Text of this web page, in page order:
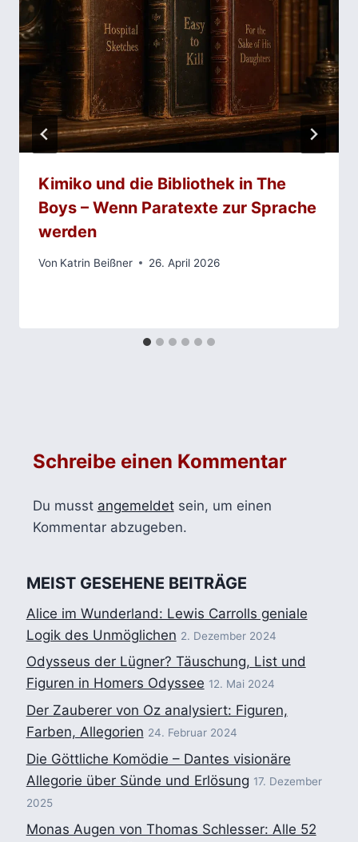
Kimiko und die Bibliothek in The
Boys – Wenn Paratexte zur Sprache
werden
Von Katrin Beißner 26. April 2026
Schreibe einen Kommentar
Du musst angemeldetsein, um einen
Kommentar abzugeben.
MEIST GESEHENE BEITRÄGE
Alice im Wunderland: Lewis Carrolls geniale
Logik des Unmöglichen 2. Dezember 2024
Odysseus der Lügner? Täuschung, List und
Figuren in Homers Odyssee 12. Mai 2024
Der Zauberer von Oz analysiert: Figuren,
Farben, Allegorien 24. Februar 2024
Die Göttliche Komödie – Dantes visionäre
Allegorie über Sünde und Erlösung 17. Dezember
2025
Monas Augen von Thomas Schlesser: Alle 52